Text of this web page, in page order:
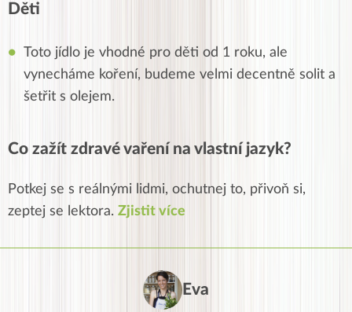
Děti
Toto jídlo je vhodné pro děti od 1 roku, ale
vynecháme koření, budeme velmi decentně solit a
šetřit s olejem.
Co zažít zdravé vaření na vlastní jazyk?
Potkej se s reálnými lidmi, ochutnej to, přivoň si,
zeptej se lektora. Zjistit více
Eva